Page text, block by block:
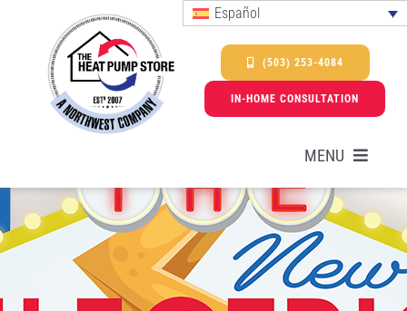
Español
(503) 253-4084
IN-HOME CONSULTATION
MENU
Bombas de calor
Servicios